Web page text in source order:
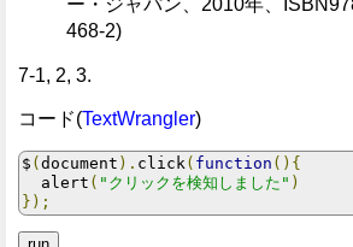
ー・ジャパン、2010年、
468-2)
7-1, 2, 3.
コード(TextWrangler)
$ (document ). click ( function (){
  alert
( "クリックを検知しました" )
});